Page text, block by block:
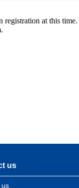
registration at this
us
us